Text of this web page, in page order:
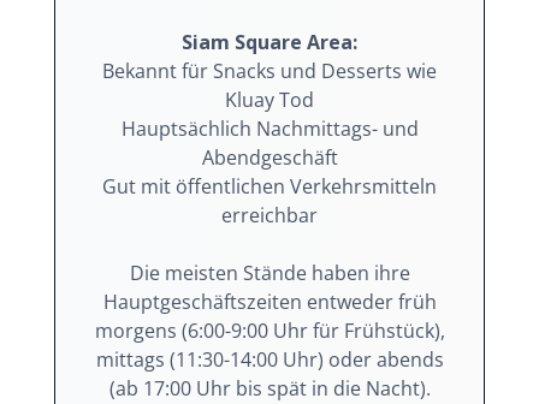
Siam Square Area:
Bekannt für Snacks und Desserts wie
Kluay Tod
Hauptsächlich Nachmittags- und
Abendgeschäft
Gut mit öffentlichen Verkehrsmitteln
erreichbar
Die meisten Stände haben ihre
Hauptgeschäftszeiten entweder früh
morgens (6:00-9:00 Uhr für Frühstück),
mittags (11:30-14:00 Uhr) oder abends
(ab 17:00 Uhr bis spät in die Nacht).